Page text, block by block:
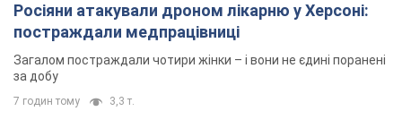
Росіяни атакували дроном лікарню у Херсоні:
постраждали медпрацівниці
Загалом постраждали чотири жінки – і вони не єдині поранені
за добу
7 годин тому 3,3 т.